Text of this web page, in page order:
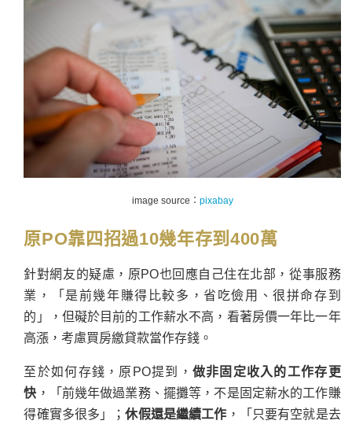
image source： pixabay
原PO靠四招過10幾年存到400萬
針對網友的疑慮，原PO也回應自己住在北部，從事服務
業，「是前幾年賺得比較多，省吃儉用、很拼命存到
的」，但礙於目前的工作薪水不高，看著房價一年比一年
高漲，考慮買房繳貸款當作存錢。
至於如何存錢，原PO提到， 做非固定收入的工作存更
快 ，「前幾年做過業務、擺攤等，不是固定薪水的工作賺
得確實多很多」；休假還是繼續工作 ，「只要有空就是去